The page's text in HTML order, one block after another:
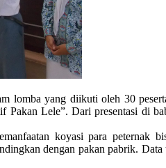
yang diikuti oleh 30
Pakan Lele”. Dari presentasi di
koyasi para peternak
dengan pakan pabrik.